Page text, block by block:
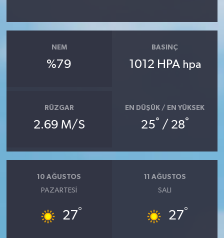
NEM
%79
BASINÇ
1012 HPA hpa
RÜZGAR
2.69 M/S
EN DÜŞÜK / EN YÜKSEK
25° / 28°
10 AĞUSTOS
PAZARTESI
27°
11 AĞUSTOS
SALI
27°